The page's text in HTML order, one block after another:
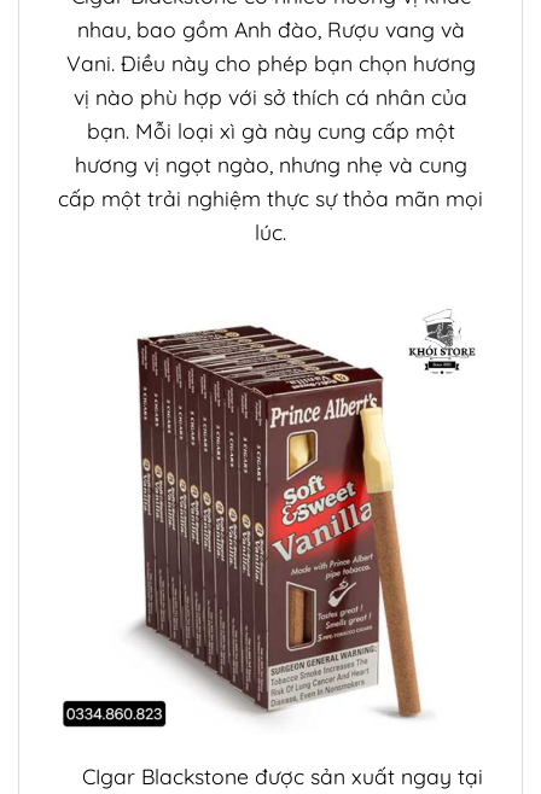
nhau, bao gồm Anh đào, Rượu vang và
Vani. Điều này cho phép bạn chọn hương
vị nào phù hợp với sở thích cá nhân của
bạn. Mỗi loại xì gà này cung cấp một
hương vị ngọt ngào, nhưng nhẹ và cung
cấp một trải nghiệm thực sự thỏa mãn mọi
lúc.
CIgar Blackstone được sản xuất ngay tại